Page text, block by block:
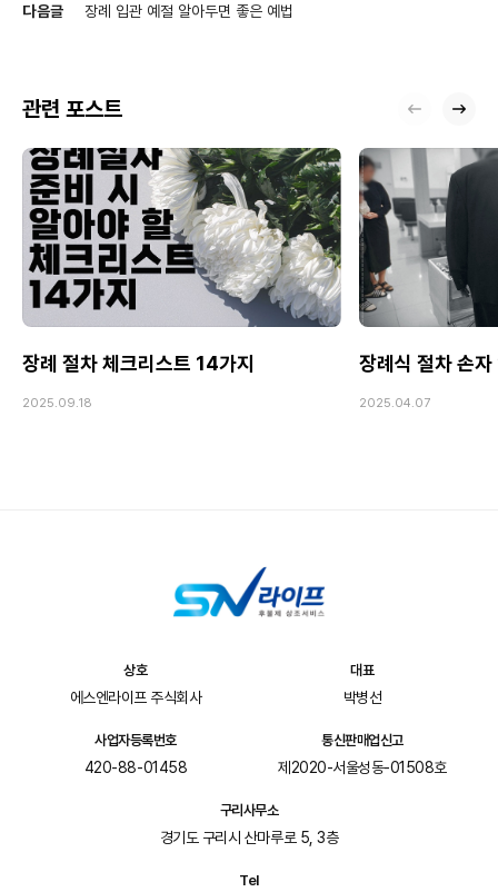
다음글 장례 입관 예절 알아두면 좋은 예법
관련 포스트
장례 절차 체크리스트 14가지
2025.09.18
장례식 절차 손
2025.04.07
상호
에스엔라이프 주식회사
대표
박병선
사업자등록번호
420-88-01458
통신판매업신고
제2020-서울성동-01508호
구리사무소
경기도 구리시 산마루로 5, 3층
Tel